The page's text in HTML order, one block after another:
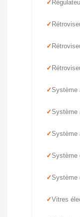
Système
Système
Système
Système
Système
Vitres